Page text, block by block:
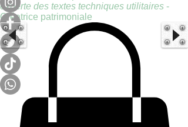
experte des textes techniques utilitaires -
Créatrice patrimoniale